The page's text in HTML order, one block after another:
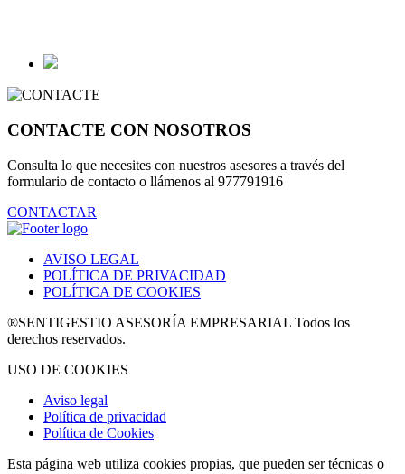
CONTACTE CON NOSOTROS
Consulta lo que necesites con nuestros asesores a través del
formulario de contacto o llámenos al 977791916
CONTACTAR
AVISO LEGAL
POLÍTICA DE PRIVACIDAD
POLÍTICA DE COOKIES
®SENTIGESTIO ASESORÍA EMPRESARIAL Todos los
derechos reservados.
USO DE COOKIES
Aviso legal
Política de privacidad
Política de Cookies
Esta página web utiliza cookies propias, que pueden ser técnicas o